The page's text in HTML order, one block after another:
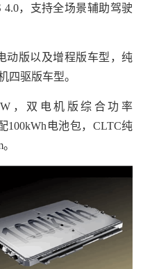
，支持全场景辅助驾驶
版以及增程版车型，纯
四驱版车型。
，双电机版综合功率
100kWh电池包，CLTC纯